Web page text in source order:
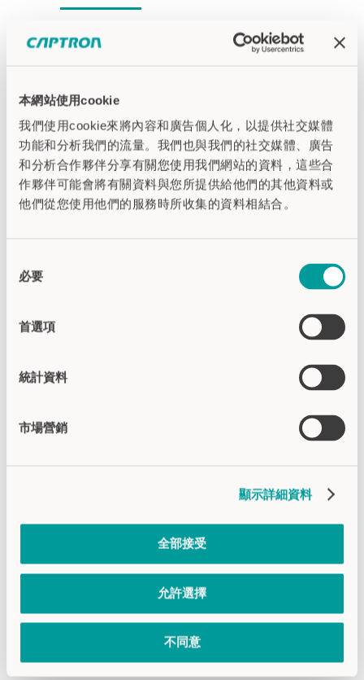
本網站使用cookie
我們使用cookie來將內容和廣告個人化，以提供社交媒體
功能和分析我們的流量。我們也與我們的社交媒體、廣告
和分析合作夥伴分享有關您使用我們網站的資料，這些合
作夥伴可能會將有關資料與您所提供給他們的其他資料或
他們從您使用他們的服務時所收集的資料相結合。
必要
首選項
統計資料
市場營銷
顯示詳細資料
全部接受
允許選擇
不同意
CAPTRON North America LP | 北美銷售
9499 Old Bailes Road, 219
Tel +1 (914) 619 5422
sales.americas (at) captron.com
www.captron.com
CAPTRON North America LP | 东欧銷售
ul. Towarowa 39/204
61-896 Poznań, Polska
Tel +48 61 102 65 25
sales (at) captron.pl
www.captron.pl